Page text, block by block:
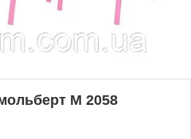
M 2058